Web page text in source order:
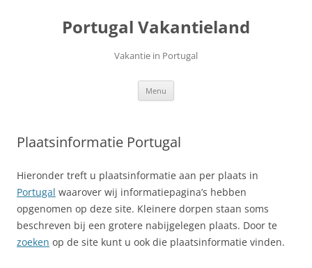
Portugal Vakantieland
Vakantie in Portugal
Menu
Plaatsinformatie Portugal
Hieronder treft u plaatsinformatie aan per plaats in
Portugal waarover wij informatiepagina’s hebben
opgenomen op deze site. Kleinere dorpen staan soms
beschreven bij een grotere nabijgelegen plaats. Door te
zoeken op de site kunt u ook die plaatsinformatie vinden.